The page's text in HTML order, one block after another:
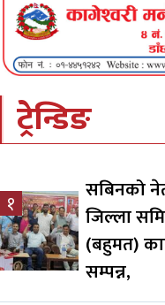
ट्रेन्डिङ
१
सबिनको
जिल्ला
(बहुमत)
सम्पन्न,